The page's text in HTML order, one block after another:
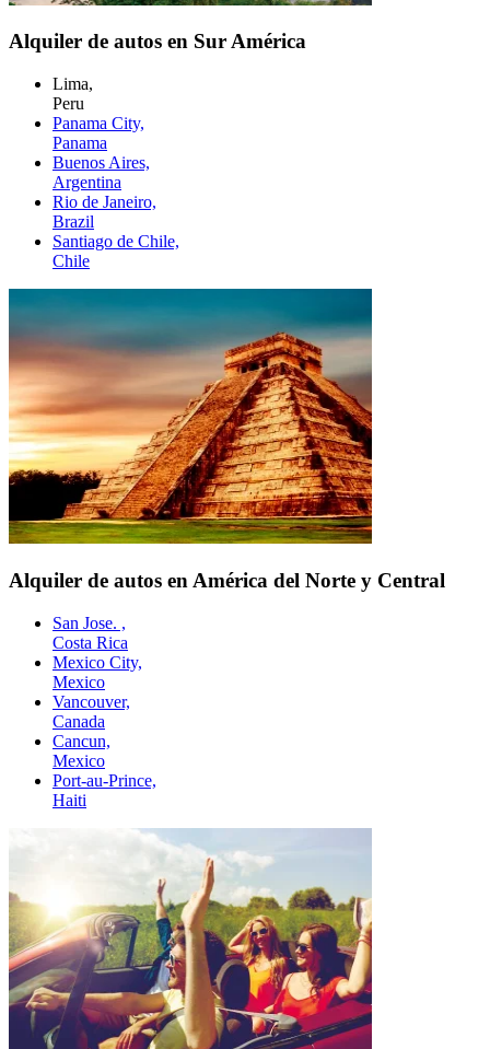
Alquiler de autos en Sur América
Lima,
Peru
Panama City,
Panama
Buenos Aires,
Argentina
Rio de Janeiro,
Brazil
Santiago de Chile,
Chile
Alquiler de autos en América del Norte y Central
San Jose. ,
Costa Rica
Mexico City,
Mexico
Vancouver,
Canada
Cancun,
Mexico
Port-au-Prince,
Haiti